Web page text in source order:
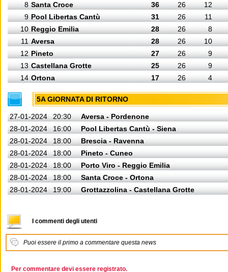
8 Santa Croce 36 26
12
9 Pool Libertas Cantù 31 26
11
10 Reggio Emilia 28 26
8
11 Aversa 28 26
10
12 Pineto 27 26
9
13 Castellana Grotte 25 26
9
14 Ortona 17 26 4
5A GIORNATA DI RITORNO
27-01-2024 20:30
Aversa - Pordenone
28-01-2024
16:00
Pool Libertas Cantù - Siena
28-01-2024
18:00
Brescia - Ravenna
28-01-2024
18:00
Pineto - Cuneo
28-01-2024
18:00
Porto Viro - Reggio Emilia
28-01-2024
18:00
Santa Croce - Ortona
28-01-2024
19:00 Grottazzolina - Castellana Grotte
I commenti degli utenti
Puoi essere il primo a commentare questa news
Per commentare devi essere registrato.